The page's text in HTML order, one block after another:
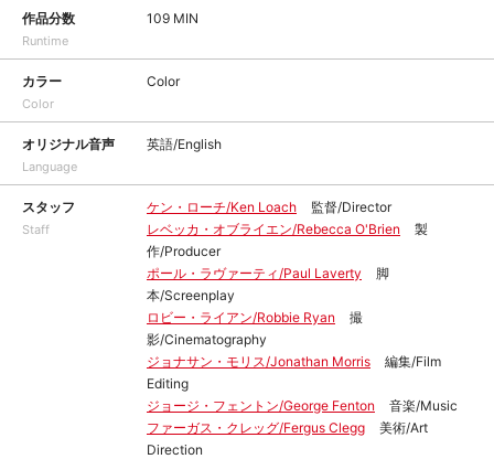
作品分数
Runtime
109 MIN
カラー
Color
Color
オリジナル音声
Language
英語/English
スタッフ
Staff
ケン・ローチ/Ken Loach
監督/Director
レベッカ・オブライエン/Rebecca O'Brien
製
作/Producer
ポール・ラヴァーティ/Paul Laverty
脚
本/Screenplay
ロビー・ライアン/Robbie Ryan
撮
影/Cinematography
ジョナサン・モリス/Jonathan Morris
編集/Film
Editing
ジョージ・フェントン/George Fenton
音楽/Music
ファーガス・クレッグ/Fergus Clegg
美術/Art
Direction